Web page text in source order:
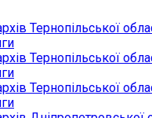
Тернопільської
Тернопільської
Тернопільської